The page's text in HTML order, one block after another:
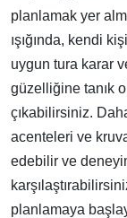
planlamak yer
ışığında, kendi
uygun tura karar
güzelliğine tanık
çıkabilirsiniz.
acenteleri ve
edebilir ve
planlamaya